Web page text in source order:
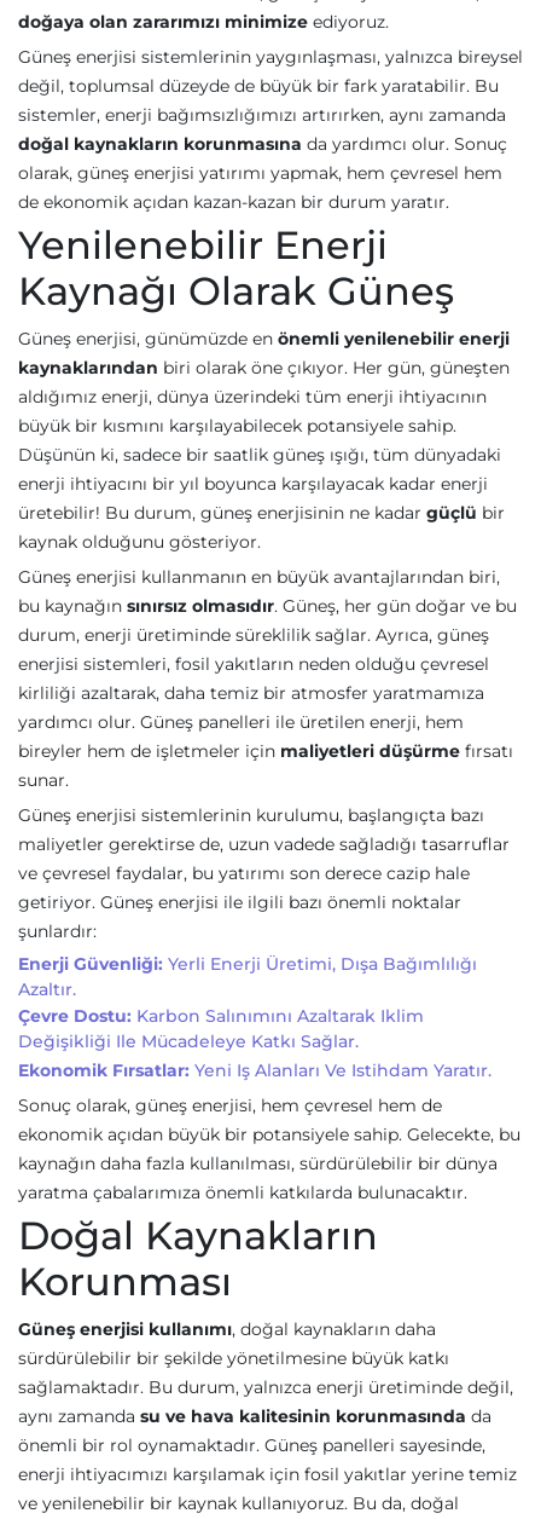
doğaya olan zararımızı minimize ediyoruz.
Güneş enerjisi sistemlerinin yaygınlaşması, yalnızca bireysel
değil, toplumsal düzeyde de büyük bir fark yaratabilir. Bu
sistemler, enerji bağımsızlığımızı artırırken, aynı zamanda
doğal kaynakların korunmasına da yardımcı olur. Sonuç
olarak, güneş enerjisi yatırımı yapmak, hem çevresel hem
de ekonomik açıdan kazan-kazan bir durum yaratır.
Yenilenebilir Enerji
Kaynağı Olarak Güneş
Güneş enerjisi, günümüzde en önemli yenilenebilir enerji
kaynaklarından biri olarak öne çıkıyor. Her gün, güneşten
aldığımız enerji, dünya üzerindeki tüm enerji ihtiyacının
büyük bir kısmını karşılayabilecek potansiyele sahip.
Düşünün ki, sadece bir saatlik güneş ışığı, tüm dünyadaki
enerji ihtiyacını bir yıl boyunca karşılayacak kadar enerji
üretebilir! Bu durum, güneş enerjisinin ne kadar güçlü bir
kaynak olduğunu gösteriyor.
Güneş enerjisi kullanmanın en büyük avantajlarından biri,
bu kaynağın sınırsız olmasıdır. Güneş, her gün doğar ve bu
durum, enerji üretiminde süreklilik sağlar. Ayrıca, güneş
enerjisi sistemleri, fosil yakıtların neden olduğu çevresel
kirliliği azaltarak, daha temiz bir atmosfer yaratmamıza
yardımcı olur. Güneş panelleri ile üretilen enerji, hem
bireyler hem de işletmeler için maliyetleri düşürme fırsatı
sunar.
Güneş enerjisi sistemlerinin kurulumu, başlangıçta bazı
maliyetler gerektirse de, uzun vadede sağladığı tasarruflar
ve çevresel faydalar, bu yatırımı son derece cazip hale
getiriyor. Güneş enerjisi ile ilgili bazı önemli noktalar
şunlardır:
Enerji Güvenliği: Yerli Enerji Üretimi, Dışa Bağımlılığı
Azaltır.
Çevre Dostu: Karbon Salınımını Azaltarak Iklim
Değişikliği Ile Mücadeleye Katkı Sağlar.
Ekonomik Fırsatlar: Yeni Iş Alanları Ve Istihdam Yaratır.
Sonuç olarak, güneş enerjisi, hem çevresel hem de
ekonomik açıdan büyük bir potansiyele sahip. Gelecekte, bu
kaynağın daha fazla kullanılması, sürdürülebilir bir dünya
yaratma çabalarımıza önemli katkılarda bulunacaktır.
Doğal Kaynakların
Korunması
Güneş enerjisi kullanımı, doğal kaynakların daha
sürdürülebilir bir şekilde yönetilmesine büyük katkı
sağlamaktadır. Bu durum, yalnızca enerji üretiminde değil,
aynı zamanda su ve hava kalitesinin korunmasında da
önemli bir rol oynamaktadır. Güneş panelleri sayesinde,
enerji ihtiyacımızı karşılamak için fosil yakıtlar yerine temiz
ve yenilenebilir bir kaynak kullanıyoruz. Bu da, doğal